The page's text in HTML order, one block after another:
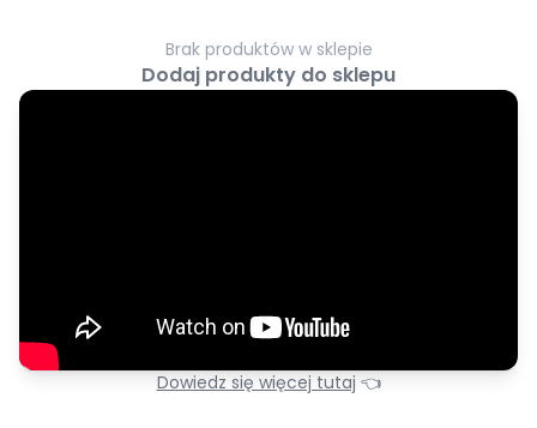
Brak produktów w sklepie
Dodaj produkty do sklepu
Dowiedz się więcej tutaj 👈